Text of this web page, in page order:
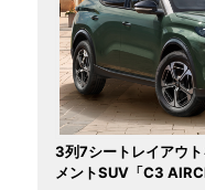
3列7シートレイアウ
メントSUV「C3